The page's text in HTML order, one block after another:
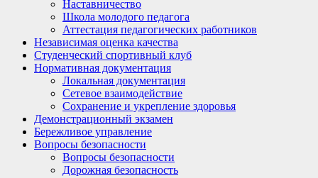
Наставничество
Школа молодого педагога
Аттестация педагогических работников
Независимая оценка качества
Студенческий спортивный клуб
Нормативная документация
Локальная документация
Сетевое взаимодействие
Сохранение и укрепление здоровья
Демонстрационный экзамен
Бережливое управление
Вопросы безопасности
Вопросы безопасности
Дорожная безопасность